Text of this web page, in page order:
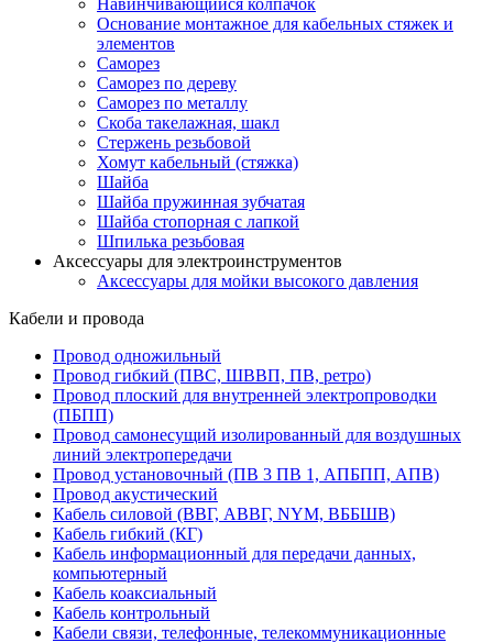
Навинчивающийся колпачок
Основание монтажное для кабельных стяжек и
элементов
Саморез
Саморез по дереву
Саморез по металлу
Скоба такелажная, шакл
Стержень резьбовой
Хомут кабельный (стяжка)
Шайба
Шайба пружинная зубчатая
Шайба стопорная с лапкой
Шпилька резьбовая
Аксессуары для электроинструментов
Аксессуары для мойки высокого давления
Кабели и провода
Провод одножильный
Провод гибкий (ПВС, ШВВП, ПВ, ретро)
Провод плоский для внутренней электропроводки
(ПБПП)
Провод самонесущий изолированный для воздушных
линий электропередачи
Провод установочный (ПВ 3 ПВ 1, АПБПП, АПВ)
Провод акустический
Кабель силовой (ВВГ, АВВГ, NYM, ВББШВ)
Кабель гибкий (КГ)
Кабель информационный для передачи данных,
компьютерный
Кабель коаксиальный
Кабель контрольный
Кабели связи, телефонные, телекоммуникационные